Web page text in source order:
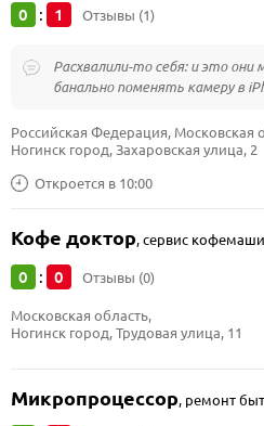
0 : 1 Отзывы (1)
Расхвалили-то себя: и это они
банально поменять камеру в
Откроется в 10:00
Российская Федерация, Московская
Ногинск город, Захаровская улица, 2
Кофе доктор,сервис
0 : 0 Отзывы (0)
Московская область,
Ногинск город, Трудовая улица, 11
Микропроцессор, ремонт